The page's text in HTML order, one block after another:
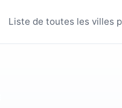
Toutes
Liste de toutes les villes